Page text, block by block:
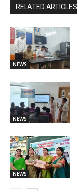
RELATED ARTICLES
NEWS
NEWS
NEWS